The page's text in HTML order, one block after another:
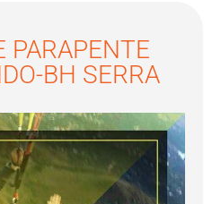
PARAPENTE
BH SERRA